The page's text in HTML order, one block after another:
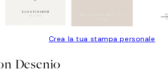
Crea la tua stampa personale
Desenio